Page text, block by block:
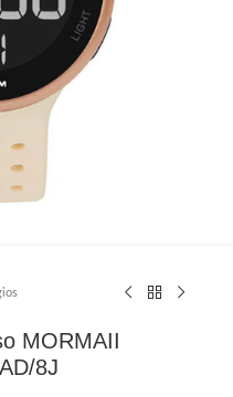
MORMAII
8J